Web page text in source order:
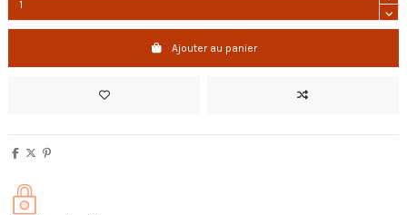
Ajouter au panier